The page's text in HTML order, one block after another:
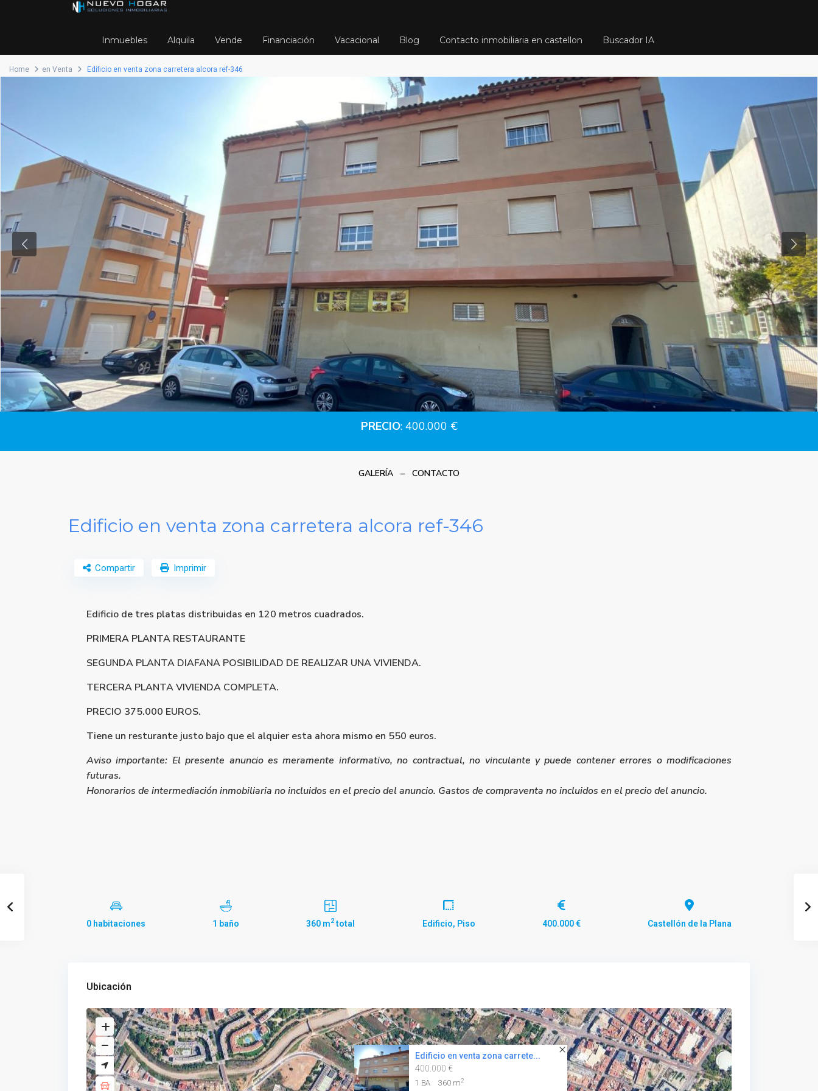
Inmuebles Alquila Vende Financiación Vacacional Blog Contacto inmobiliaria en castellon Buscador IA
Home en Venta Edificio en venta zona carretera alcora ref-346
PRECIO: 400.000 €
GALERÍA – CONTACTO
Edificio en venta zona carretera alcora ref-346
Compartir Imprimir
Edificio de tres platas distribuidas en 120 metros cuadrados.
PRIMERA PLANTA RESTAURANTE
SEGUNDA PLANTA DIAFANA POSIBILIDAD DE REALIZAR UNA VIVIENDA.
TERCERA PLANTA VIVIENDA COMPLETA.
PRECIO 375.000 EUROS.
Tiene un resturante justo bajo que el alquier esta ahora mismo en 550 euros.
Aviso importante: El presente anuncio es meramente informativo, no contractual, no vinculante y puede contener errores o modificaciones
futuras.
Honorarios de intermediación inmobiliaria no incluidos en el precio del anuncio. Gastos de compraventa no incluidos en el precio del anuncio.
0 habitaciones 1 baño 360 m2total Edificio, Piso 400.000 € Castellón de la Plana
Ubicación
Edificio en venta zona carrete...
400.000 €
1 BA 360 m2